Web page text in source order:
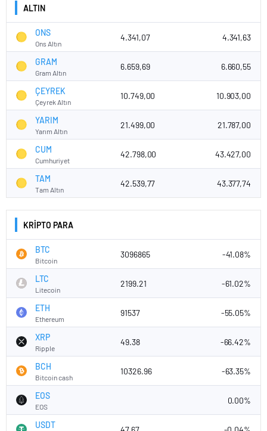
44
USD - TRY 1 Yıllık Grafik Tablosu
Oca '26 Tem '26
44
50
2024
20
30
ALTIN
ONS
Ons Altın
4.341,07 4.341,63
GRAM
Gram Altın
6.659,69 6.660,55
ÇEYREK
Çeyrek Altın
10.749,00 10.903,00
YARIM
Yarım Altın
21.499,00 21.787,00
CUM
Cumhuriyet
42.798,00 43.427,00
TAM
Tam Altın
42.539,77 43.377,74
KRİPTO PARA
BTC
Bitcoin
3096865 -41.08%
LTC
Litecoin
2199.21 -61.02%
ETH
Ethereum
91537 -55.05%
XRP
Ripple
49.38 -66.42%
BCH
Bitcoin cash
10326.96 -63.35%
EOS
EOS
0.00%
USDT